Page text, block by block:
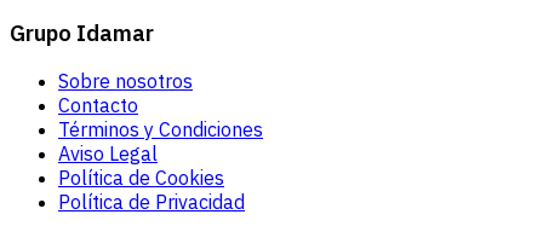
Grupo Idamar
Sobre nosotros
Contacto
Términos y Condiciones
Aviso Legal
Política de Cookies
Política de Privacidad